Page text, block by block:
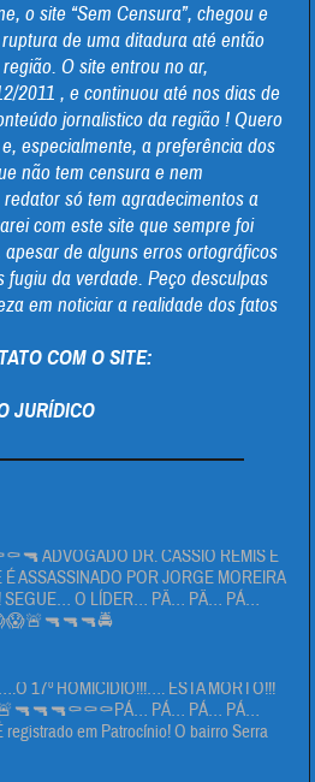
o site “Sem Censura”, chegou e
de uma ditadura até então
O site entrou no ar,
2011 , e continuou até nos dias de
jornalistico da região ! Quero
especialmente, a preferência dos
não tem censura e nem
só tem agradecimentos a
com este site que sempre foi
de alguns erros ortográficos
fugiu da verdade. Peço desculpas
em noticiar a realidade dos fatos
COM O SITE:
JURÍDICO
ADVOGADO DR. CÁSSIO REMIS É
É ASSASSINADO POR JORGE MOREIRA
SEGUE… O LÍDER… PÄ… PÄ… PÁ…
17º HOMICIDIO!!!…. ESTA MORTO!!!
PÁ… PÁ… PÁ…
em Patrocínio! O bairro Serra